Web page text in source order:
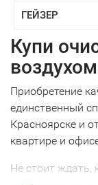
ГЕЙЗЕР
Купи
Приобретение
единственный
Красноярске и
квартире и
Не стоит ждать,